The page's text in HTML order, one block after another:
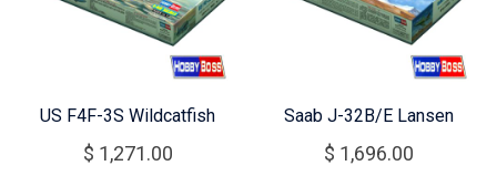
US F4F-3S Wildcatfish
$ 1,271.00
Saab J-32B/E Lansen
$ 1,696.00